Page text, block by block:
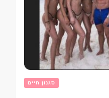
סגנון חיים